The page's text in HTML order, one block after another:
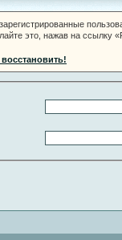
это, нажав на ссылку